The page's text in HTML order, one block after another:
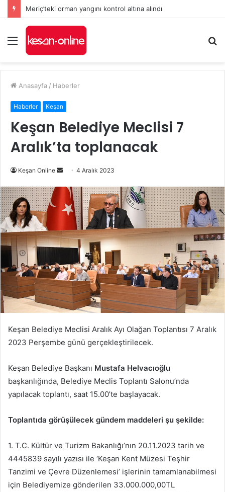
Meriç’teki orman yangını kontrol altına alındı
Menü
...
Anasayfa / Haberler
Haberler Keşan
Keşan Belediye Meclisi 7
Aralık’ta toplanacak
Keşan Online
Bir
posta
göndermek
4 Aralık 2023
Keşan Belediye Meclisi Aralık Ayı Olağan Toplantısı 7 Aralık
2023 Perşembe günü gerçekleştirilecek.
Keşan Belediye Başkanı Mustafa Helvacıoğlu
başkanlığında, Belediye Meclis Toplantı Salonu’nda
yapılacak toplantı, saat 15.00’te başlayacak.
Toplantıda görüşülecek gündem maddeleri şu şekilde:
1. T.C. Kültür ve Turizm Bakanlığı’nın 20.11.2023 tarih ve
4445839 sayılı yazısı ile ‘Keşan Kent Müzesi Teşhir
Tanzimi ve Çevre Düzenlemesi’ işlerinin tamamlanabilmesi
için Belediyemize gönderilen 33.000.000,00TL